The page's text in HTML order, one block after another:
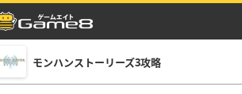
モンハンストーリーズ3攻略